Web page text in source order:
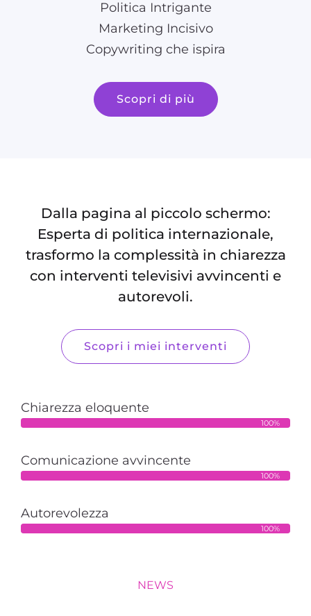
Politica Intrigante
Marketing Incisivo
Copywriting che ispira
Scopri di più
Dalla pagina al piccolo schermo:
Esperta di politica internazionale,
trasformo la complessità in chiarezza
con interventi televisivi avvincenti e
autorevoli.
Scopri i miei interventi
Chiarezza eloquente
100%
Comunicazione avvincente
100%
Autorevolezza
100%
NEWS